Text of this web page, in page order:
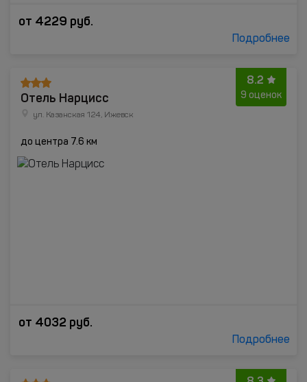
от 4229 руб.
Подробнее
8.2
9 оценок
Отель Нарцисс
ул. Казанская 124, Ижевск
до центра 7.6 км
от 4032 руб.
Подробнее